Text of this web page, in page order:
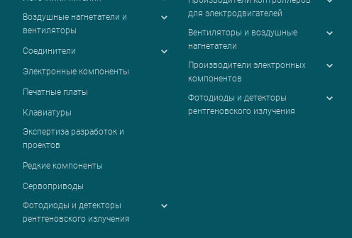
Воздушные нагнетатели и
вентиляторы
Соединители
Электронные компоненты
Печатные платы
Клавиатуры
Экспертиза разработок и
проектов
Редкие компоненты
Сервоприводы
Фотодиоды и детекторы
рентгеновского излучения
для электродвигателей
Вентиляторы и воздушные
нагнетатели
Производители электронных
компонентов
Фотодиоды и детекторы
рентгеновского излучения